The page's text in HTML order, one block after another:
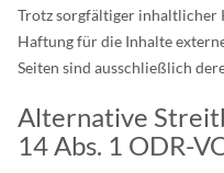
Trotz sorgfältiger inhaltlicher
Haftung für die Inhalte
Seiten sind ausschließlich
Alternative
14 Abs. 1 ODR-